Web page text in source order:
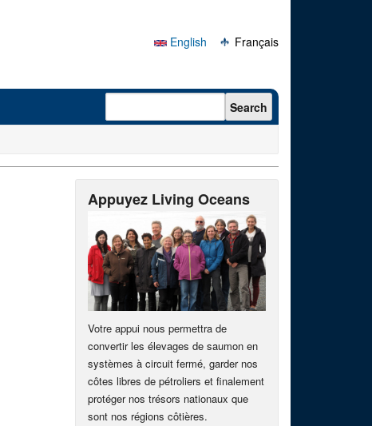
English
Français
Search form Search
Appuyez Living Oceans
Votre appui nous permettra de
convertir les élevages de saumon en
systèmes à circuit fermé, garder nos
côtes libres de pétroliers et finalement
protéger nos trésors nationaux que
sont nos régions côtières.